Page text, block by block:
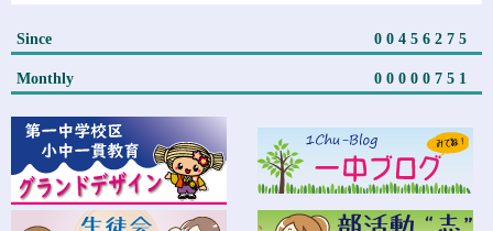
Since 00456275
Monthly 00000751